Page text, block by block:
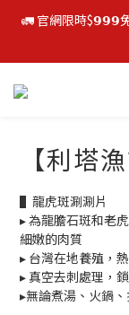
🚛 官網限時$𝟵𝟵𝟵
🚛 官網限時$𝟵𝟵𝟵
⭐️ 買二送一 ⭐️  冷
🔥 父
🚛 官網限時$𝟵𝟵𝟵
【利塔
▌龍虎斑涮涮片
▸ 為龍膽石斑和老
細嫩的肉質
▸ 台灣在地養殖，
▸ 真空去刺處理，
▸無論煮湯、火鍋